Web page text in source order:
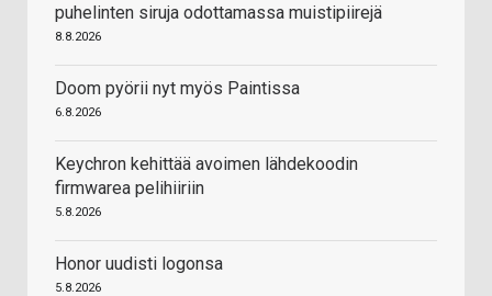
puhelinten siruja odottamassa muistipiirejä
8.8.2026
Doom pyörii nyt myös Paintissa
6.8.2026
Keychron kehittää avoimen lähdekoodin
firmwarea pelihiiriin
5.8.2026
Honor uudisti logonsa
5.8.2026